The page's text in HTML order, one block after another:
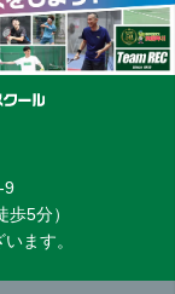
9
5分）
ます。